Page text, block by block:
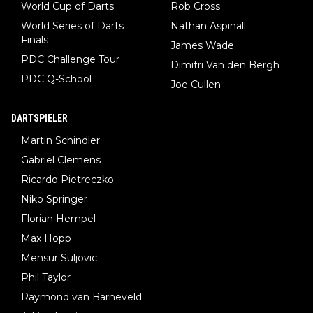
World Cup of Darts
World Series of Darts
Finals
PDC Challenge Tour
PDC Q-School
Rob Cross
Nathan Aspinall
James Wade
Dimitri Van den Bergh
Joe Cullen
DARTSPIELER
Martin Schindler
Gabriel Clemens
Ricardo Pietreczko
Niko Springer
Florian Hempel
Max Hopp
Mensur Suljovic
Phil Taylor
Raymond van Barneveld